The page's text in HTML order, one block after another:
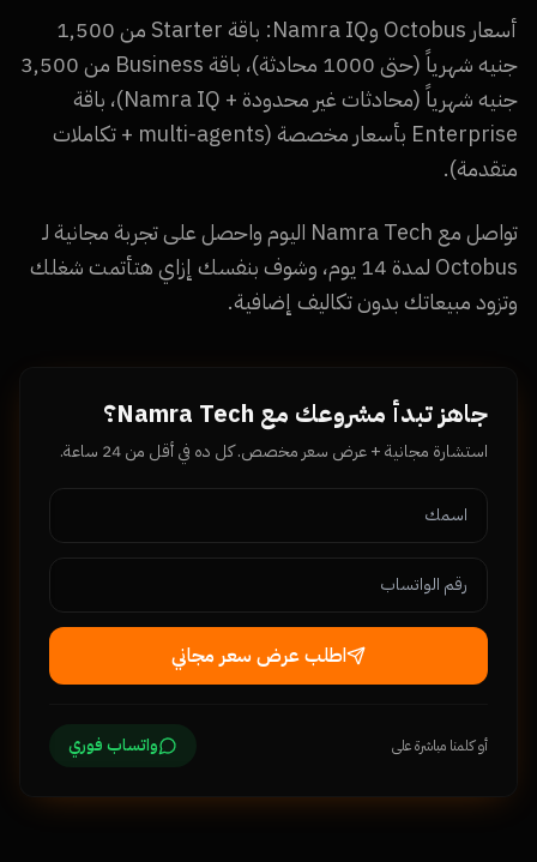
أسعار Octobus وNamra IQ: باقة Starter من 1,500
جنيه شهرياً (حتى 1000 محادثة)، باقة Business من 3,500
جنيه شهرياً (محادثات غير محدودة + Namra IQ)، باقة
Enterprise بأسعار مخصصة (multi-agents + تكاملات
متقدمة).
تواصل مع Namra Tech اليوم واحصل على تجربة مجانية لـ
Octobus لمدة 14 يوم، وشوف بنفسك إزاي هتأتمت شغلك
وتزود مبيعاتك بدون تكاليف إضافية.
جاهز تبدأ مشروعك مع Namra Tech؟
استشارة مجانية + عرض سعر مخصص. كل ده في أقل من 24 ساعة.
اطلب عرض سعر مجاني
أو كلمنا مباشرة على واتساب فوري